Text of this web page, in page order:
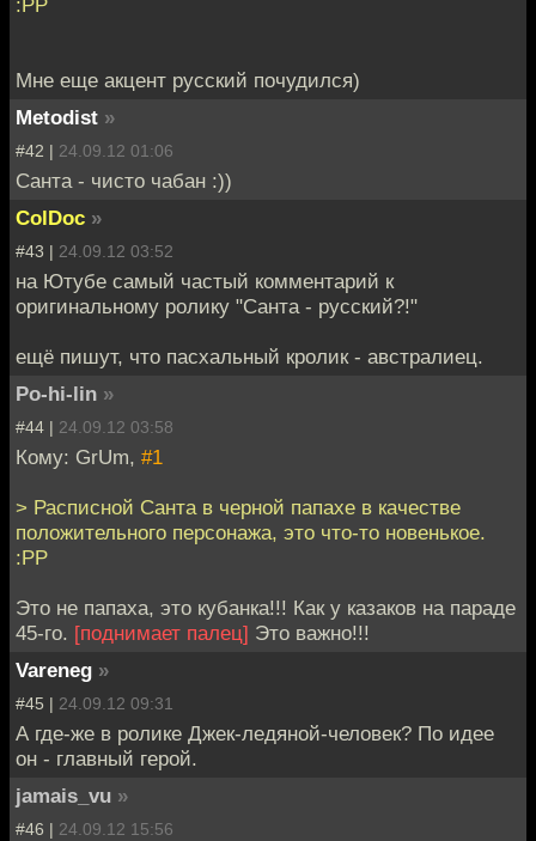
Мне еще акцент русский почудился)
Metodist »
#42 | 24.09.12 01:06
Санта - чисто чабан :))
ColDoc »
#43 | 24.09.12 03:52
на Ютубе самый частый комментарий к
оригинальному ролику "Санта - русский?!"
ещё пишут, что пасхальный кролик - австралиец.
Po-hi-lin »
#44 | 24.09.12 03:58
Кому: GrUm, #1
> Расписной Санта в черной папахе в качестве
положительного персонажа, это что-то новенькое.
:РР
Это не папаха, это кубанка!!! Как у казаков на параде
45-го. [поднимает палец] Это важно!!!
Vareneg »
#45 | 24.09.12 09:31
А где-же в ролике Джек-ледяной-человек? По идее
он - главный герой.
jamais_vu »
#46 | 24.09.12 15:56